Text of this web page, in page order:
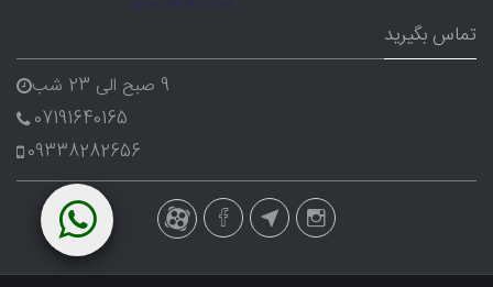
تماس بگیرید
9 صبح الی 23 شب
07191640165
09338282656